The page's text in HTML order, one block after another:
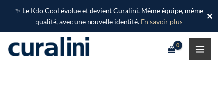
contenu
✨ Le Kdo Cool évolue et devient Curalini. Même équipe, même
qualité, avec une nouvelle identité. En savoir plus
✕